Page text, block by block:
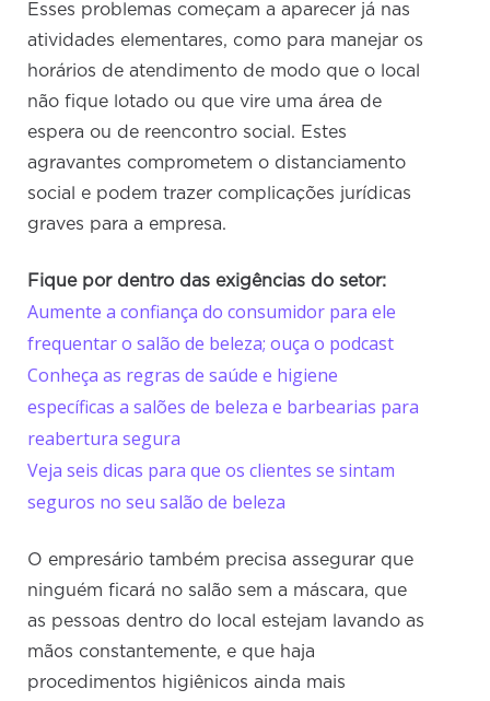
Esses problemas começam a aparecer já nas
atividades elementares, como para manejar os
horários de atendimento de modo que o local
não fique lotado ou que vire uma área de
espera ou de reencontro social. Estes
agravantes comprometem o distanciamento
social e podem trazer complicações jurídicas
graves para a empresa.
Fique por dentro das exigências do setor:
Aumente a confiança do consumidor para ele
frequentar o salão de beleza; ouça o podcast
Conheça as regras de saúde e higiene
específicas a salões de beleza e barbearias para
reabertura segura
Veja seis dicas para que os clientes se sintam
seguros no seu salão de beleza
O empresário também precisa assegurar que
ninguém ficará no salão sem a máscara, que
as pessoas dentro do local estejam lavando as
mãos constantemente, e que haja
procedimentos higiênicos ainda mais